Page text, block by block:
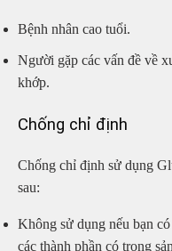
Bệnh nhân cao tuổi.
Người gặp các vấn đề về
khớp.
Chống chỉ định
Chống chỉ định sử dụng
sau:
Không sử dụng nếu bạn
các thành phần có trong